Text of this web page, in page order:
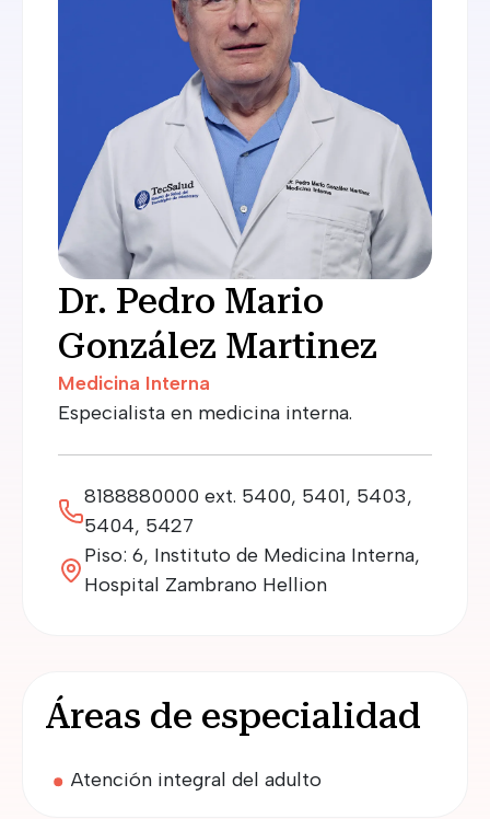
Especialista en medicina interna.
8188880000 ext. 5400, 5401, 5403,
5404, 5427
Piso: 6, Instituto de Medicina Interna,
Hospital Zambrano Hellion
Dr. Pedro Mario
González Martinez
Medicina Interna
Áreas de especialidad
Atención integral del adulto